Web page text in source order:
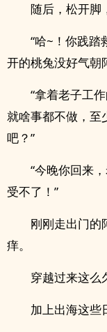
随后，松开脚
“哈~！你践踏
开的桃兔没好气朝
“拿着老子工
就啥事都不做，至
吧？”
“今晚你回来
受不了！”
刚刚走出门的
痒。
穿越过来这么
加上出海这些